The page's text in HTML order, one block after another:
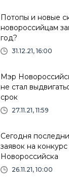
Потопы и новые
новороссийцам
год?
31.12.21, 16:00
Мэр
не стал
срок
27.11.21, 11:59
Сегодня
заявок на
Новороссийска
26.11.21, 10:00